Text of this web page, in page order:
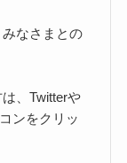
なさまとの
、Twitterや
ンをクリッ